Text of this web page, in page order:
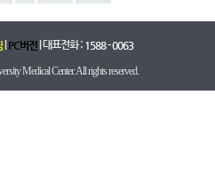
|PC버전| 대표전화 : 1588 - 0063
Medical Center. All rights reserved.